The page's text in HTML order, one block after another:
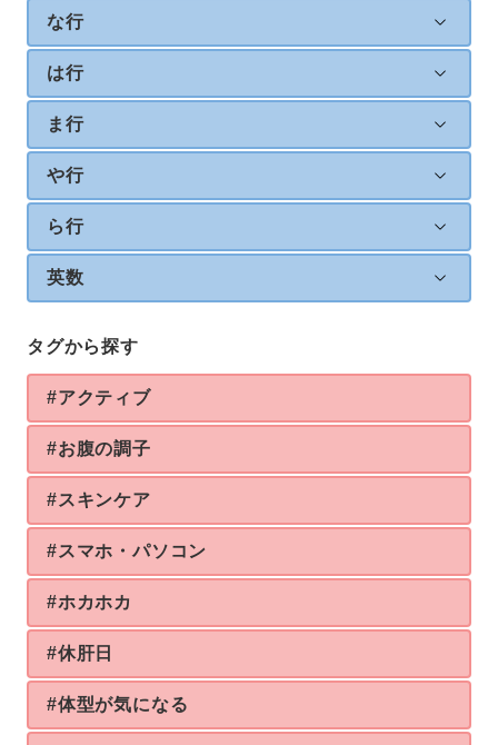
な行
は行
ま行
や行
ら行
英数
タグから探す
#アクティブ
#お腹の調子
#スキンケア
#スマホ・パソコン
#ホカホカ
#休肝日
#体型が気になる